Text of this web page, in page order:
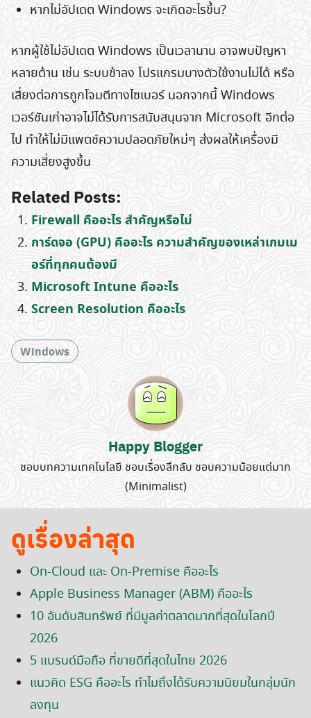
for:
หากไม่อัปเดต Windows จะเกิดอะไรขึ้น?
หากผู้ใช้ไม่อัปเดต Windows เป็นเวลานาน อาจพบปัญหา
หลายด้าน เช่น ระบบช้าลง โปรแกรมบางตัวใช้งานไม่ได้ หรือ
เสี่ยงต่อการถูกโจมตีทางไซเบอร์ นอกจากนี้ Windows
เวอร์ชันเก่าอาจไม่ได้รับการสนับสนุนจาก Microsoft อีกต่อ
ไป ทำให้ไม่มีแพตช์ความปลอดภัยใหม่ๆ ส่งผลให้เครื่องมี
ความเสี่ยงสูงขึ้น
Related Posts:
Firewall คืออะไร สำคัญหรือไม่
การ์ดจอ (GPU) คืออะไร ความสำคัญของเหล่าเกมเม
อร์ที่ทุกคนต้องมี
Microsoft Intune คืออะไร
Screen Resolution คืออะไร
Windows
Happy Blogger
ชอบบทความเทคโนโลยี ชอบเรื่องลึกลับ ชอบความน้อยแต่มาก
(Minimalist)
ดูเรื่องล่าสุด
On-Cloud และ On-Premise คืออะไร
Apple Business Manager (ABM) คืออะไร
10 อันดับสินทรัพย์ ที่มีมูลค่าตลาดมากที่สุดในโลกปี
2026
5 แบรนด์มือถือ ที่ขายดีที่สุดในไทย 2026
แนวคิด ESG คืออะไร ทำไมถึงได้รับความนิยมในกลุ่มนัก
ลงทุน